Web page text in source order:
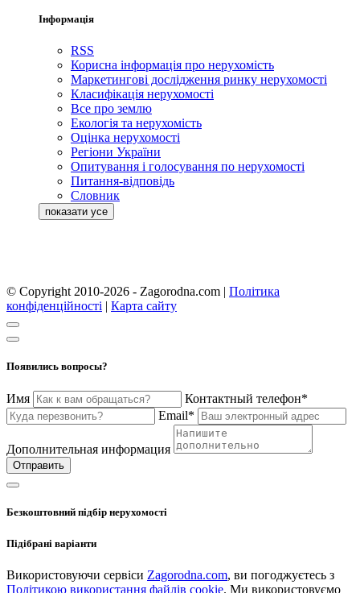
Інформація
RSS
Корисна інформація про нерухомість
Маркетингові дослідження ринку нерухомості
Класифікація нерухомості
Все про землю
Екологія та нерухомість
Оцінка нерухомості
Регіони України
Опитування і голосування по нерухомості
Питання-відповідь
Словник
© Copyright 2010-2026 - Zagorodna.com | Політика
конфіденційності | Карта сайту
Появились вопросы?
Имя
Контактный телефон*
Email*
Дополнительная информация
Отправить
Безкоштовний підбір нерухомості
Підібрані варіанти
Використовуючи сервіси Zagorodna.com, ви погоджуєтесь з
Політикою використання файлів cookie. Ми використовуємо